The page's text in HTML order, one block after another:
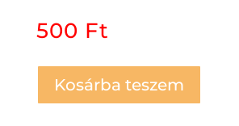
500 Ft
Kosárba teszem